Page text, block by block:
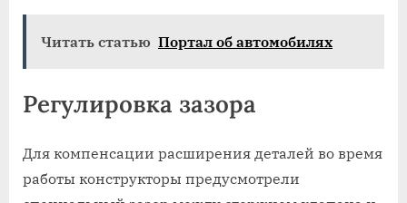
Читать статью Портал об автомобилях
Регулировка зазора
Для компенсации расширения деталей во время
работы конструкторы предусмотрели